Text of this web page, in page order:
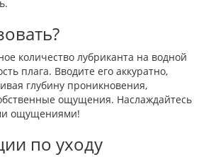
количество лубриканта на водной
плага. Вводите его аккуратно,
глубину проникновения,
ощущения. Наслаждайтесь
ощущениями!
по уходу